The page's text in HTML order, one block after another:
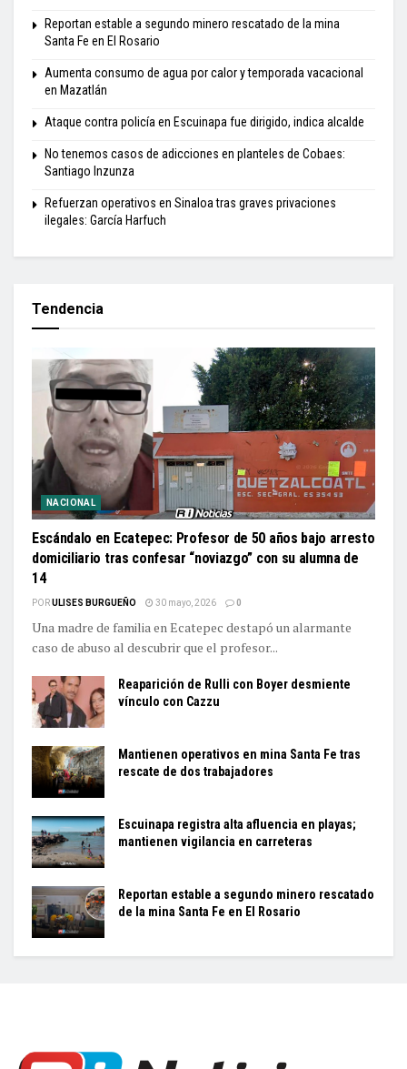
Reportan estable a segundo minero rescatado de la mina
Santa Fe en El Rosario
Aumenta consumo de agua por calor y temporada vacacional
en Mazatlán
Ataque contra policía en Escuinapa fue dirigido, indica alcalde
No tenemos casos de adicciones en planteles de Cobaes:
Santiago Inzunza
Refuerzan operativos en Sinaloa tras graves privaciones
ilegales: García Harfuch
Tendencia
NACIONAL
Escándalo en Ecatepec: Profesor de 50 años bajo arresto
domiciliario tras confesar “noviazgo” con su alumna de
14
PORULISES BURGUEÑO 30 mayo, 2026 0
Una madre de familia en Ecatepec destapó un alarmante
caso de abuso al descubrir que el profesor...
Reaparición de Rulli con Boyer desmiente
vínculo con Cazzu
Mantienen operativos en mina Santa Fe tras
rescate de dos trabajadores
Escuinapa registra alta afluencia en playas;
mantienen vigilancia en carreteras
Reportan estable a segundo minero rescatado
de la mina Santa Fe en El Rosario